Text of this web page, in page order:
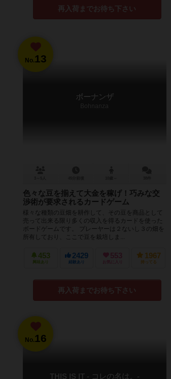
再入荷までお待ち下さい
No.13
ボーナンザ
Bohnanza
色々な豆を揃えて大金を稼げ！巧みな交
渉術が要求されるカードゲーム
様々な種類の豆畑を耕作して、その豆を商品として
売って出来る限り多くの収入を得るカードを使った
ボードゲームです。 プレーヤーは２ないし３の畑を
所有しており、ここで豆を栽培しま...
453
興味あり
2429
経験あり
553
お気に入り
1967
持ってる
再入荷までお待ち下さい
No.16
THIS IS IT - コレの名は。-